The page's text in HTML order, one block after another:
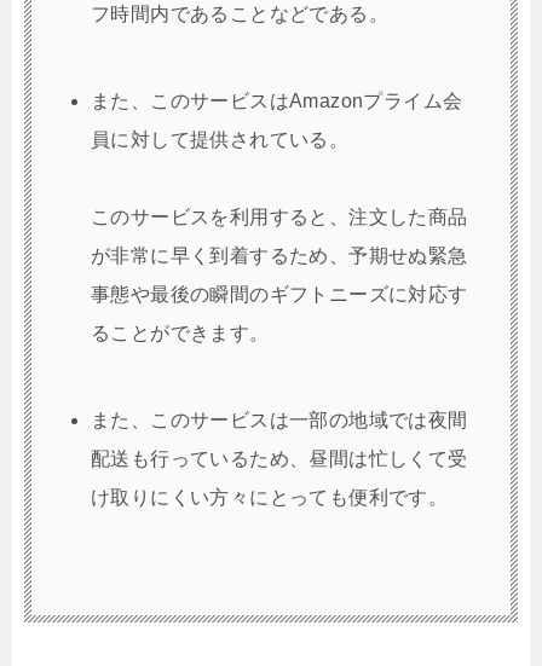
フ時間内であることなどである。
また、このサービスはAmazonプライム会
員に対して提供されている。
このサービスを利用すると、注文した商品
が非常に早く到着するため、予期せぬ緊急
事態や最後の瞬間のギフトニーズに対応す
ることができます。
また、このサービスは一部の地域では夜間
配送も行っているため、昼間は忙しくて受
け取りにくい方々にとっても便利です。